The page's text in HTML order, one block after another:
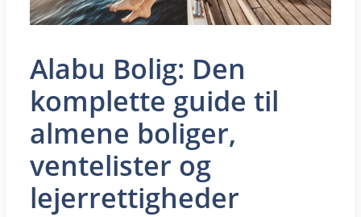
Alabu Bolig: Den
komplette guide til
almene boliger,
ventelister og
lejerrettigheder